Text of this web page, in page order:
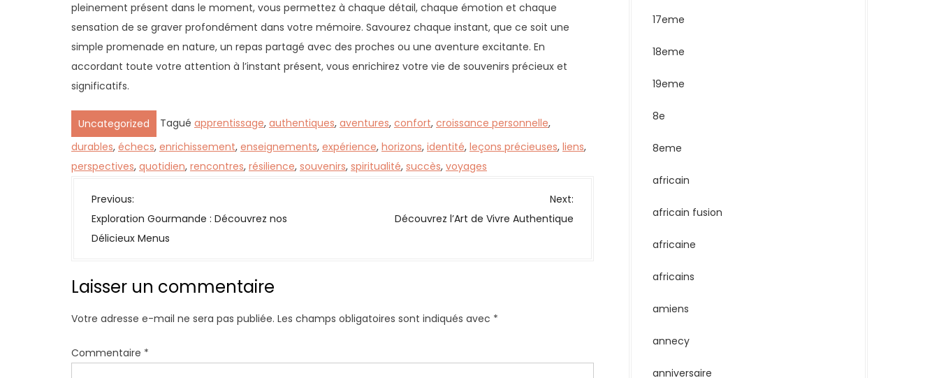
pleinement présent dans le moment, vous permettez à chaque détail, chaque émotion et chaque
sensation de se graver profondément dans votre mémoire. Savourez chaque instant, que ce soit une
simple promenade en nature, un repas partagé avec des proches ou une aventure excitante. En
accordant toute votre attention à l’instant présent, vous enrichirez votre vie de souvenirs précieux et
significatifs.
Uncategorized Tagué apprentissage, authentiques, aventures, confort, croissance personnelle,
durables, échecs, enrichissement, enseignements, expérience, horizons, identité, leçons précieuses, liens,
perspectives, quotidien, rencontres, résilience, souvenirs, spiritualité, succès, voyages
N
a
v
g
a
t
o
n
Previous:
Exploration Gourmande : Découvrez nos
Délicieux Menus
Next:
Découvrez l’Art de Vivre Authentique
Laisser un commentaire
Votre adresse e-mail ne sera pas publiée. Les champs obligatoires sont indiqués avec *
Commentaire *
17eme
18eme
19eme
8e
8eme
africain
africain fusion
africaine
africains
amiens
annecy
anniversaire